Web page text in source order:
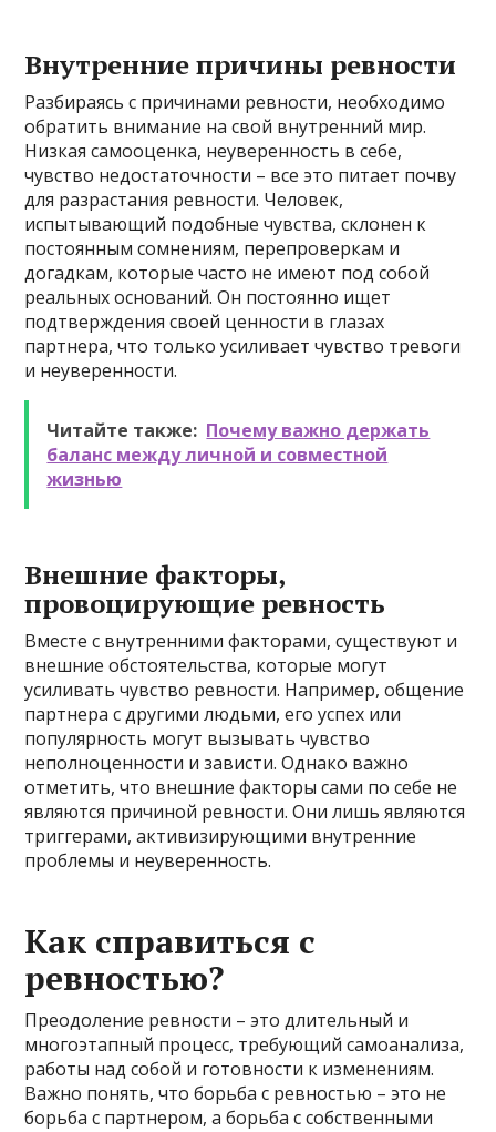
Внутренние причины ревности
Разбираясь с причинами ревности, необходимо
обратить внимание на свой внутренний мир.
Низкая самооценка, неуверенность в себе,
чувство недостаточности – все это питает почву
для разрастания ревности. Человек,
испытывающий подобные чувства, склонен к
постоянным сомнениям, перепроверкам и
догадкам, которые часто не имеют под собой
реальных оснований. Он постоянно ищет
подтверждения своей ценности в глазах
партнера, что только усиливает чувство тревоги
и неуверенности.
Читайте также: Почему важно держать
баланс между личной и совместной
жизнью
Внешние факторы,
провоцирующие ревность
Вместе с внутренними факторами, существуют и
внешние обстоятельства, которые могут
усиливать чувство ревности. Например, общение
партнера с другими людьми, его успех или
популярность могут вызывать чувство
неполноценности и зависти. Однако важно
отметить, что внешние факторы сами по себе не
являются причиной ревности. Они лишь являются
триггерами, активизирующими внутренние
проблемы и неуверенность.
Как справиться с
ревностью?
Преодоление ревности – это длительный и
многоэтапный процесс, требующий самоанализа,
работы над собой и готовности к изменениям.
Важно понять, что борьба с ревностью – это не
борьба с партнером, а борьба с собственными